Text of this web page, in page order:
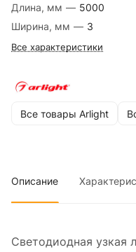
Длина, мм — 5000
Ширина, мм — 3
Все характеристики
Все товары Arlight
Описание
Светодиодная узкая